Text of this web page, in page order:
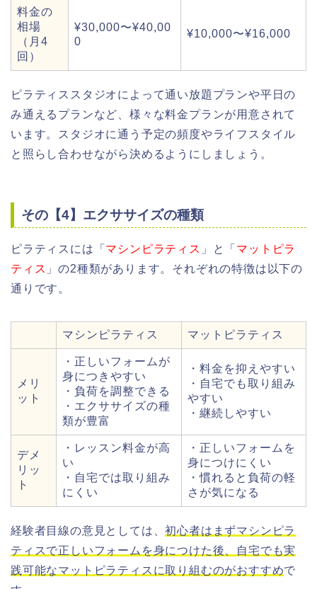
料金の
相場
（月4
回）
¥30,000〜¥40,00
0
¥10,000〜¥16,000
ピラティススタジオによって通い放題プランや平日の
み通えるプランなど、様々な料金プランが用意されて
います。スタジオに通う予定の頻度やライフスタイル
と照らし合わせながら決めるようにしましょう。
その【4】エクササイズの種類
ピラティスには「 マシンピラティス 」と「 マットピラ
ティス 」の2種類があります。それぞれの特徴は以下の
通りです。
マシンピラティス マットピラティス
メリ
ット
・正しいフォームが
身につきやすい
・負荷を調整できる
・エクササイズの種
類が豊富
・料金を抑えやすい
・自宅でも取り組み
やすい
・継続しやすい
デメ
リッ
ト
・レッスン料金が高
い
・自宅では取り組み
にくい
・正しいフォームを
身につけにくい
・慣れると負荷の軽
さが気になる
経験者目線の意見としては、初心者はまずマシンピラ
ティスで正しいフォームを身につけた後、自宅でも実
践可能なマットピラティスに取り組むのがおすすめで